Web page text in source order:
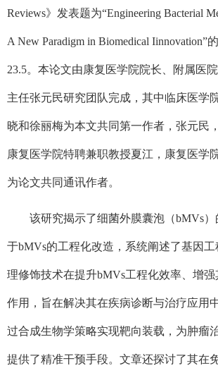
Reviews》发表题为“Engineering Bacterial
A New Paradigm in Biomedical Iinnovation”
23.5。本论文由康复医学院院长、附属医
主任张元民研究团队完成，其中临床医学
晓和徐丽梅为本文共同第一作者，张元民
康复医学院特聘兼职教授夏江，康复医学
为论文共同通讯作者。
该研究揭示了细菌外膜囊泡（bMVs
于bMVs的工程化改造，系统阐述了基因
理修饰技术在提升bMVs工程化效率、增
作用，旨在解决其在疾病诊断与治疗应用
过合成生物学策略实现靶向装载，为肿瘤
提供了精准干预手段。文章还探讨了其在